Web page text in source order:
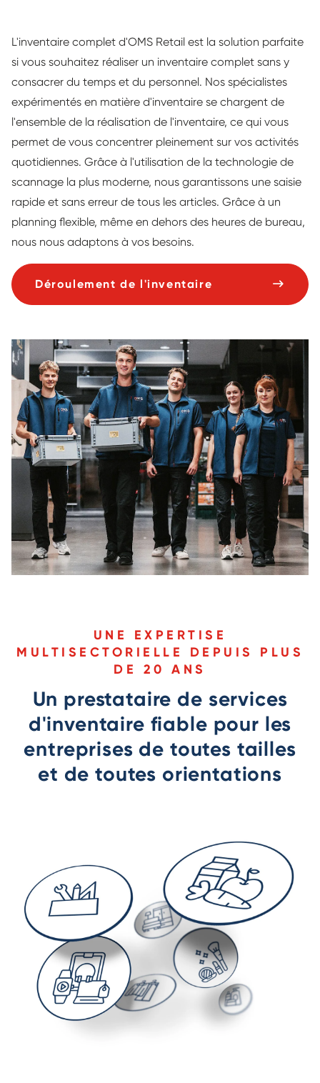
L'inventaire complet d'OMS Retail est la solution parfaite
si vous souhaitez réaliser un inventaire complet sans y
consacrer du temps et du personnel. Nos spécialistes
expérimentés en matière d'inventaire se chargent de
l'ensemble de la réalisation de l'inventaire, ce qui vous
permet de vous concentrer pleinement sur vos activités
quotidiennes. Grâce à l'utilisation de la technologie de
scannage la plus moderne, nous garantissons une saisie
rapide et sans erreur de tous les articles. Grâce à un
planning flexible, même en dehors des heures de bureau,
nous nous adaptons à vos besoins.
Déroulement de l'inventaire
UNE EXPERTISE
MULTISECTORIELLE DEPUIS PLUS
DE 20 ANS
Un prestataire de services
d'inventaire fiable pour les
entreprises de toutes tailles
et de toutes orientations